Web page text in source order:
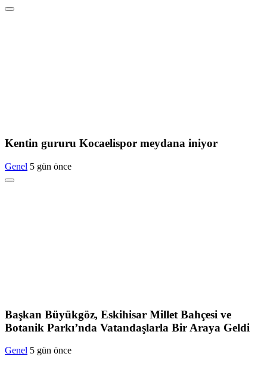
Kentin gururu Kocaelispor meydana iniyor
Genel 5 gün önce
Başkan Büyükgöz, Eskihisar Millet Bahçesi ve
Botanik Parkı’nda Vatandaşlarla Bir Araya Geldi
Genel 5 gün önce